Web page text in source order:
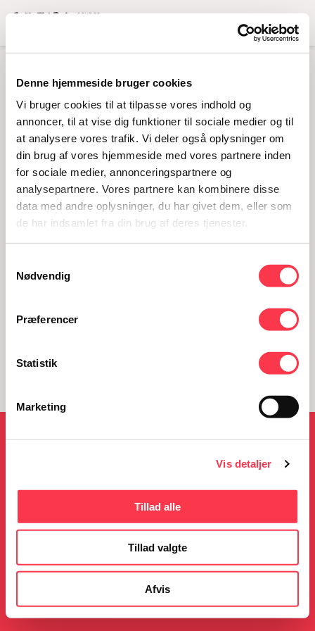
Denne hjemmeside bruger cookies
Vi bruger cookies til at tilpasse vores indhold og
annoncer, til at vise dig funktioner til sociale medier og til
at analysere vores trafik. Vi deler også oplysninger om
din brug af vores hjemmeside med vores partnere inden
for sociale medier, annonceringspartnere og
analysepartnere. Vores partnere kan kombinere disse
data med andre oplysninger, du har givet dem, eller som
de har indsamlet fra din brug af deres tjenester.
Nødvendig
Præferencer
Statistik
Marketing
Vis detaljer
Tillad alle
Tillad valgte
Afvis
Menu
KØN_REDELIGHED_4
Køn_redelighed_4
NYHEDER
05.08.2026
Læs mere
23.06.2026
Gratis guidede ture i
sommerferien